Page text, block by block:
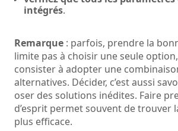
intégrés.
Remarque : parfois, prendre la
limite pas à choisir une seule
consister à adopter une
alternatives. Décider, c’est aussi
oser des solutions inédites. Faire
d’esprit permet souvent de trouver
plus efficace.